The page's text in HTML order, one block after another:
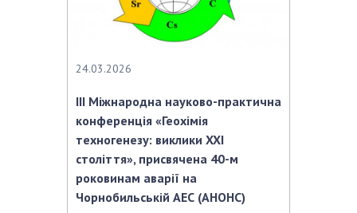
ЗАСІДАННЯ ПРЕЗИДІЇ НАН УКРАЇНИ
НАУКОВІ ВИДАННЯ
МЕДІА ПРО НАС
АКАДЕМІЯ КОМЕНТУЄ
КОНТАКТИ
ПРОФСПІЛКА НАН УКРАЇНИ
24.03.2026
III Міжнародна науково-практична
конференція «Геохімія
техногенезу: виклики XXІ
століття», присвячена 40-м
роковинам аварії на
Чорнобильській АЕС (АНОНС)